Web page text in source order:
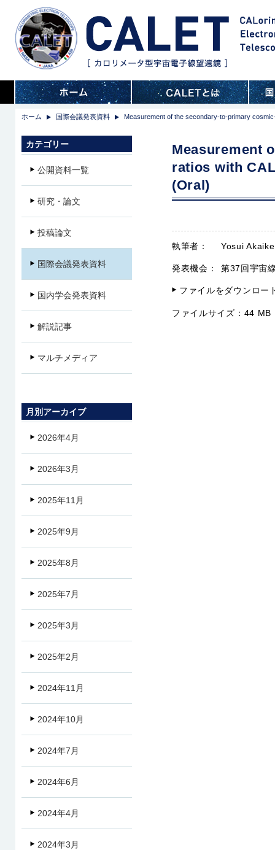
ホーム 国際会議発表資料 Measurement of the secondary-to-primary
Measurement
ratios with
(Oral)
執筆者： Yosui Akaike
発表機会： 第37回宇宙
ファイルをダウンロー
ファイルサイズ： 44 MB
カテゴリー
公開資料一覧
研究・論文
投稿論文
国際会議発表資料
国内学会発表資料
解説記事
マルチメディア
月別アーカイブ
2026年4月
2026年3月
2025年11月
2025年9月
2025年8月
2025年7月
2025年3月
2025年2月
2024年11月
2024年10月
2024年7月
2024年6月
2024年4月
2024年3月